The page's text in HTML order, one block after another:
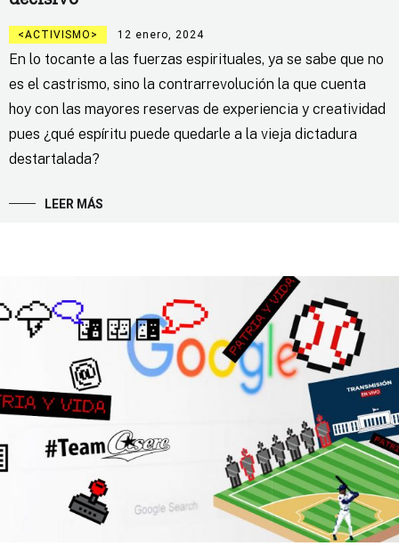
ACTIVISMO 12 enero, 2024
En lo tocante a las fuerzas espirituales, ya se sabe que no
es el castrismo, sino la contrarrevolución la que cuenta
hoy con las mayores reservas de experiencia y creatividad
pues ¿qué espíritu puede quedarle a la vieja dictadura
destartalada?
LEER MÁS